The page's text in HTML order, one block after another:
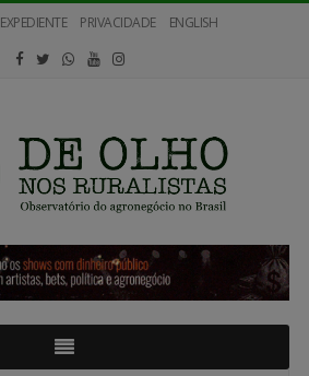
EXPEDIENTE PRIVACIDADE ENGLISH